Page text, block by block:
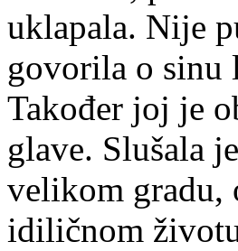
uklapala. Nije
govorila o sinu
Također joj je
glave. Slušala
velikom gradu,
idiličnom